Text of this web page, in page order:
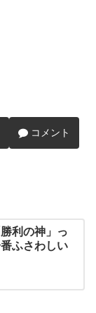
コメント
利の神」っ
ふさわしい